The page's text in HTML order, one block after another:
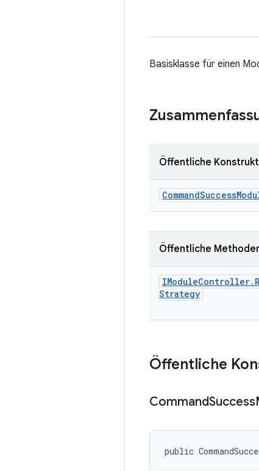
Basisklasse für einen
Öffentliche
CommandSuccess
Öffentliche
IModuleController.
Strategy
Öffentliche
CommandSuccess
public